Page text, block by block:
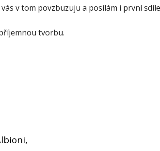
v tom povzbuzuju a posílám i první
tvorbu.